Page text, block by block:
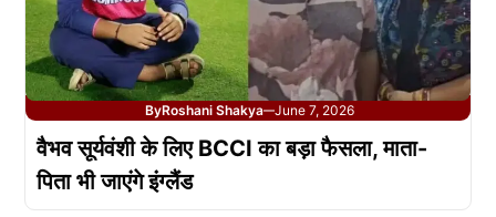
ByRoshani Shakya—June 7, 2026
वैभव सूर्यवंशी के लिए BCCI का बड़ा फैसला, माता-
पिता भी जाएंगे इंग्लैंड